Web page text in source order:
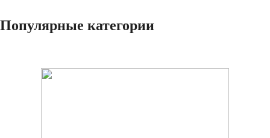
Популярные категории